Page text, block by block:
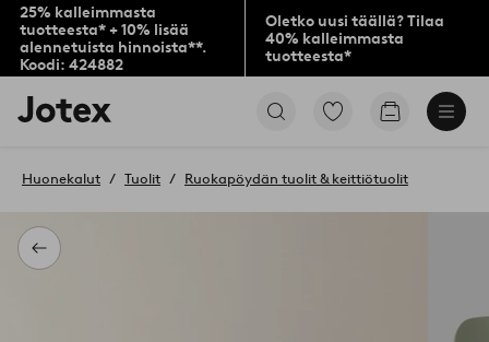
25% kalleimmasta
tuotteesta* + 10% lisää
alennetuista hinnoista**.
Koodi: 424882
Oletko uusi täällä? Tilaa
40% kalleimmasta
tuotteesta*
Jotex-
logo
aloitussivulle
Siirry
Siirry
Takaisin
Huonekalut Tuolit Ruokapöydän tuolit & keittiötuolit